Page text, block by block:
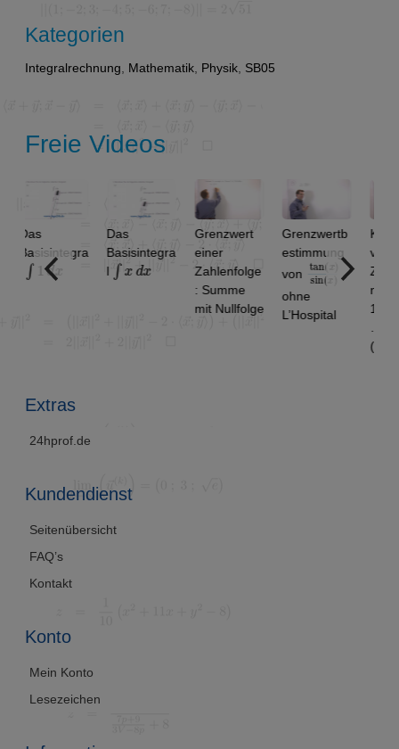
Kategorien
Integralrechnung, Mathematik, Physik, SB05
Freie Videos
Basisintegra
∫x
Grenzwert
einer
Zahlenfolge
: Summe
mit Nullfolge
Grenzwertb
estimmung
von
L’Hospital
von
n: 1.9 ,
1.99,
Extras
24hprof.de
Kundendienst
Seitenübersicht
FAQ’s
Kontakt
Konto
Mein Konto
Lesezeichen